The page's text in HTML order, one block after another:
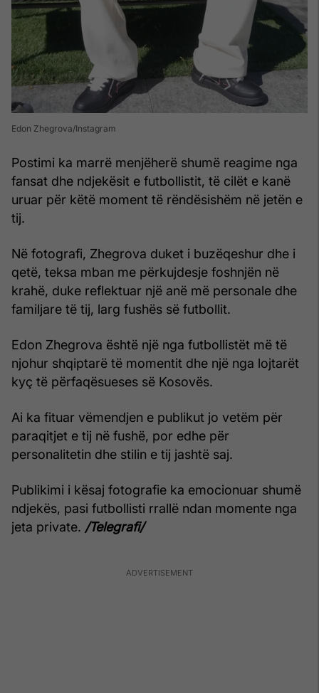
Edon Zhegrova/Instagram
Postimi ka marrë menjëherë shumë reagime nga
fansat dhe ndjekësit e futbollistit, të cilët e kanë
uruar për këtë moment të rëndësishëm në jetën e
tij.
Në fotografi, Zhegrova duket i buzëqeshur dhe i
qetë, teksa mban me përkujdesje foshnjën në
krahë, duke reflektuar një anë më personale dhe
familjare të tij, larg fushës së futbollit.
Edon Zhegrova është një nga futbollistët më të
njohur shqiptarë të momentit dhe një nga lojtarët
kyç të përfaqësueses së Kosovës.
Ai ka fituar vëmendjen e publikut jo vetëm për
paraqitjet e tij në fushë, por edhe për
personalitetin dhe stilin e tij jashtë saj.
Publikimi i kësaj fotografie ka emocionuar shumë
ndjekës, pasi futbollisti rrallë ndan momente nga
jeta private. /Telegrafi/